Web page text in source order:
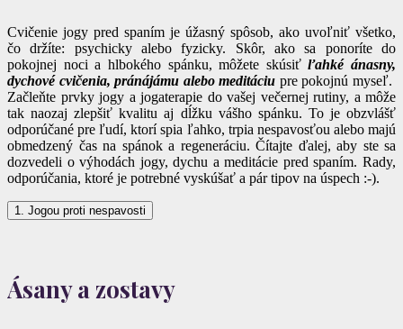
Cvičenie jogy pred spaním je úžasný spôsob, ako uvoľniť všetko,
čo držíte: psychicky alebo fyzicky. Skôr, ako sa ponoríte do
pokojnej noci a hlbokého spánku, môžete skúsiťľahké ánasny,
dychové cvičenia, pránájámu alebo meditáciu pre pokojnú myseľ.
Začleňte prvky jogy a jogaterapie do vašej večernej rutiny, a môže
tak naozaj zlepšiť kvalitu aj dĺžku vášho spánku. To je obzvlášť
odporúčané pre ľudí, ktorí spia ľahko, trpia nespavosťou alebo majú
obmedzený čas na spánok a regeneráciu. Čítajte ďalej, aby ste sa
dozvedeli o výhodách jogy, dychu a meditácie pred spaním. Rady,
odporúčania, ktoré je potrebné vyskúšať a pár tipov na úspech :-).
1. Jogou proti nespavosti
Ásany a zostavy